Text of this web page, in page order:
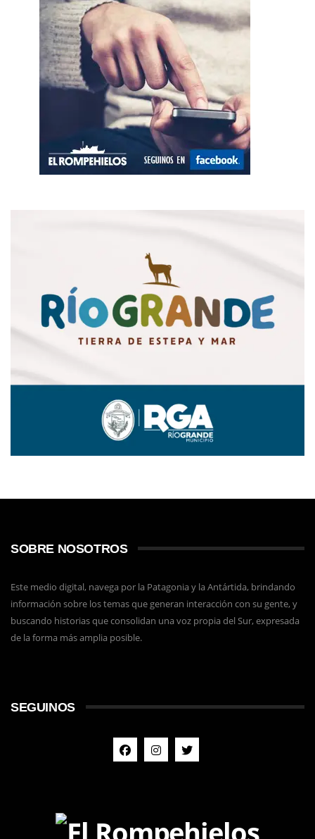
SOBRE NOSOTROS
Este medio digital, navega por la Patagonia y la Antártida, brindando
información sobre los temas que generan interacción con su gente, y
buscando historias que consolidan una voz propia del Sur, expresada
de la forma más amplia posible.
SEGUINOS